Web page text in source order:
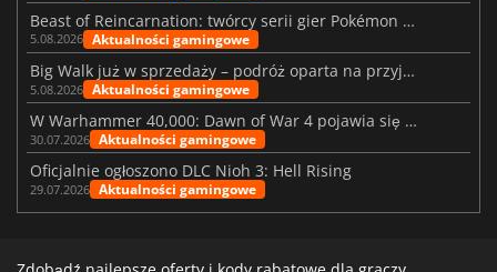
Beast of Reincarnation: twórcy serii gier Pokémon wkraczają na nową ścieżkę
5.08.2026 Aktualności gamingowe
Big Walk już w sprzedaży – podróż oparta na przyjaźni
5.08.2026 Aktualności gamingowe
W Warhammer 40,000: Dawn of War 4 pojawia się frakcja Nekronów
30.07.2026 Aktualności gamingowe
Oficjalnie ogłoszono DLC Nioh 3: Hell Rising
29.07.2026 Aktualności gamingowe